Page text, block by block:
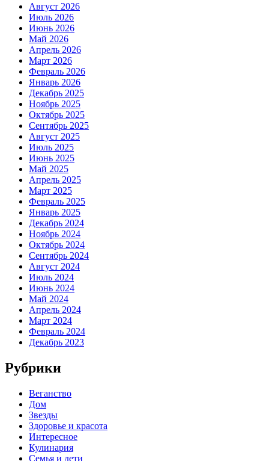
Август 2026
Июль 2026
Июнь 2026
Май 2026
Апрель 2026
Март 2026
Февраль 2026
Январь 2026
Декабрь 2025
Ноябрь 2025
Октябрь 2025
Сентябрь 2025
Август 2025
Июль 2025
Июнь 2025
Май 2025
Апрель 2025
Март 2025
Февраль 2025
Январь 2025
Декабрь 2024
Ноябрь 2024
Октябрь 2024
Сентябрь 2024
Август 2024
Июль 2024
Июнь 2024
Май 2024
Апрель 2024
Март 2024
Февраль 2024
Декабрь 2023
Рубрики
Веганство
Дом
Звезды
Здоровье и красота
Интересное
Кулинария
Семья и дети